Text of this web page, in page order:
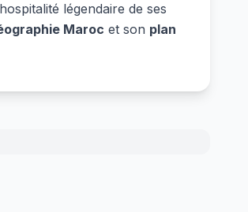
légendaire de ses
Maroc et son plan